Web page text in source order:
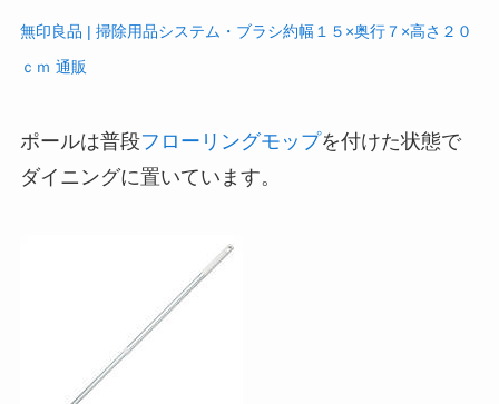
無印良品 | 掃除用品システム・ブラシ約幅１５×奥行７×高さ２０
ｃｍ 通販
ポールは普段フローリングモップを付けた状態で
ダイニングに置いています。